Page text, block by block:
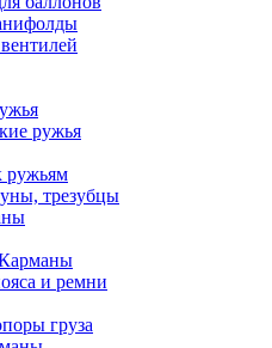
ружья
ружьям
трезубцы
и ремни
груза